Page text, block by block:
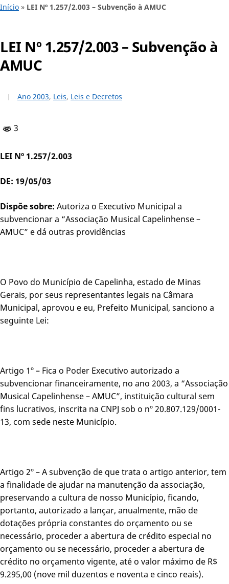
Início » LEI Nº 1.257/2.003 – Subvenção à AMUC
LEI Nº 1.257/2.003 – Subvenção à
AMUC
Ano 2003, Leis, Leis e Decretos
3
LEI Nº 1.257/2.003
DE: 19/05/03
Dispõe sobre: Autoriza o Executivo Municipal a
subvencionar a “Associação Musical Capelinhense –
AMUC” e dá outras providências
O Povo do Município de Capelinha, estado de Minas
Gerais, por seus representantes legais na Câmara
Municipal, aprovou e eu, Prefeito Municipal, sanciono a
seguinte Lei:
Artigo 1º – Fica o Poder Executivo autorizado a
subvencionar financeiramente, no ano 2003, a “Associação
Musical Capelinhense – AMUC”, instituição cultural sem
fins lucrativos, inscrita na CNPJ sob o nº 20.807.129/0001-
13, com sede neste Município.
Artigo 2º – A subvenção de que trata o artigo anterior, tem
a finalidade de ajudar na manutenção da associação,
preservando a cultura de nosso Município, ficando,
portanto, autorizado a lançar, anualmente, mão de
dotações própria constantes do orçamento ou se
necessário, proceder a abertura de crédito especial no
orçamento ou se necessário, proceder a abertura de
crédito no orçamento vigente, até o valor máximo de R$
9.295,00 (nove mil duzentos e noventa e cinco reais).